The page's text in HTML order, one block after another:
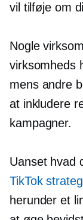
vil tilføje om
Nogle
virksomheds
mens andre
at inkludere
kampagner.
Uanset hvad
TikTok
herunder et